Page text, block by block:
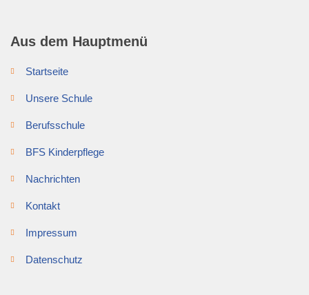
Aus dem Hauptmenü
Startseite
Unsere Schule
Berufsschule
BFS Kinderpflege
Nachrichten
Kontakt
Impressum
Datenschutz